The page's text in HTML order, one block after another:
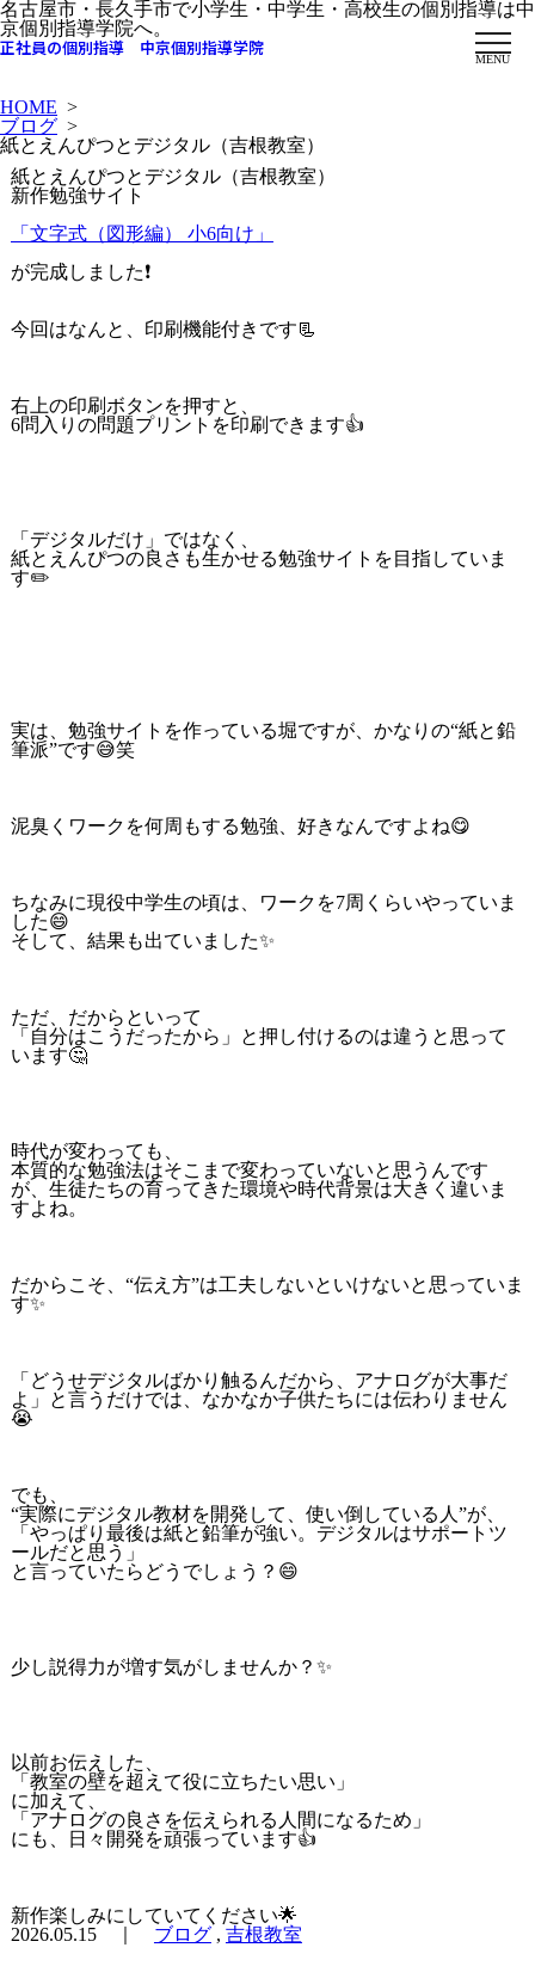
名古屋市・長久手市で小学生・中学生・高校生の個別指導は中
京個別指導学院へ。
正社員の個別指導 中京個別指導学院
MENU
HOME >
ブログ >
紙とえんぴつとデジタル（吉根教室）
紙とえんぴつとデジタル（吉根教室）
新作勉強サイト
「文字式（図形編） 小6向け」
が完成しました❗️
今回はなんと、印刷機能付きです📃
右上の印刷ボタンを押すと、
6問入りの問題プリントを印刷できます👍
「デジタルだけ」ではなく、
紙とえんぴつの良さも生かせる勉強サイトを目指していま
す✏️
実は、勉強サイトを作っている堀ですが、かなりの“紙と鉛
筆派”です😅笑
泥臭くワークを何周もする勉強、好きなんですよね😋
ちなみに現役中学生の頃は、ワークを7周くらいやっていま
した😄
そして、結果も出ていました✨
ただ、だからといって
「自分はこうだったから」と押し付けるのは違うと思って
います🤔
時代が変わっても、
本質的な勉強法はそこまで変わっていないと思うんです
が、生徒たちの育ってきた環境や時代背景は大きく違いま
すよね。
だからこそ、“伝え方”は工夫しないといけないと思っていま
す✨
「どうせデジタルばかり触るんだから、アナログが大事だ
よ」と言うだけでは、なかなか子供たちには伝わりません
😭
でも、
“実際にデジタル教材を開発して、使い倒している人”が、
「やっぱり最後は紙と鉛筆が強い。デジタルはサポートツ
ールだと思う」
と言っていたらどうでしょう？😄
少し説得力が増す気がしませんか？✨
以前お伝えした、
「教室の壁を超えて役に立ちたい思い」
に加えて、
「アナログの良さを伝えられる人間になるため」
にも、日々開発を頑張っています👍
新作楽しみにしていてください🌟
2026.05.15 ｜ ブログ, 吉根教室